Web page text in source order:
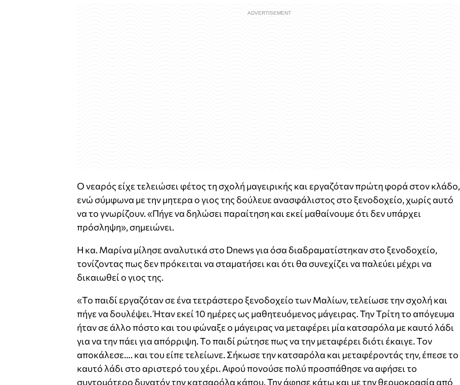
Ο νεαρός είχε τελειώσει φέτος τη σχολή μαγειρικής και εργαζόταν πρώτη φορά στον κλάδο,
ενώ σύμφωνα με την μητερα ο γιος της δούλευε ανασφάλιστος στο ξενοδοχείο, χωρίς αυτό
να το γνωρίζουν. «Πήγε να δηλώσει παραίτηση και εκεί μαθαίνουμε ότι δεν υπάρχει
πρόσληψη», σημειώνει.
Η κα. Μαρίνα μίλησε αναλυτικά στο Dnews για όσα διαδραματίστηκαν στο ξενοδοχείο,
τονίζοντας πως δεν πρόκειται να σταματήσει και ότι θα συνεχίζει να παλεύει μέχρι να
δικαιωθεί ο γιος της.
«Το παιδί εργαζόταν σε ένα τετράστερο ξενοδοχείο των Μαλίων, τελείωσε την σχολή και
πήγε να δουλέψει. Ήταν εκεί 10 ημέρες ως μαθητευόμενος μάγειρας. Την Τρίτη το απόγευμα
ήταν σε άλλο πόστο και του φώναξε ο μάγειρας να μεταφέρει μία κατσαρόλα με καυτό λάδι
για να την πάει για απόρριψη. Το παιδί ρώτησε πως να την μεταφέρει διότι έκαιγε. Τον
αποκάλεσε…. και του είπε τελείωνε. Σήκωσε την κατσαρόλα και μεταφέροντάς την, έπεσε το
καυτό λάδι στο αριστερό του χέρι. Αφού πονούσε πολύ προσπάθησε να αφήσει το
συντομότερο δυνατόν την κατσαρόλα κάπου. Την άφησε κάτω και με την θερμοκρασία από